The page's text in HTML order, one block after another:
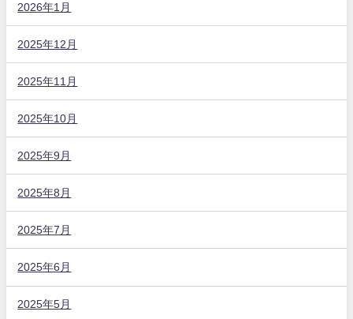
2026年1月
2025年12月
2025年11月
2025年10月
2025年9月
2025年8月
2025年7月
2025年6月
2025年5月